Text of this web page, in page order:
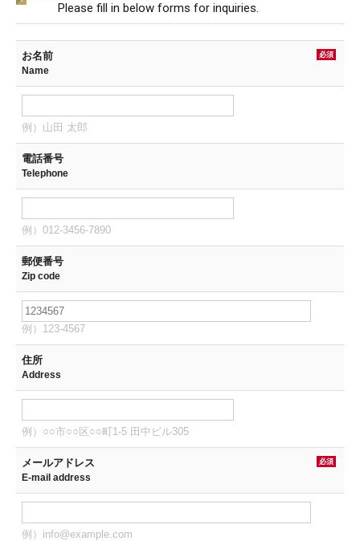
Please fill in below forms for inquiries.
お名前 必須
Name
例）山田 太郎
電話番号
Telephone
例）012-3456-7890
郵便番号
Zip code
例）123-4567
住所
Address
例）○○市○○区○○町1-5 田中ビル305
メールアドレス 必須
E-mail address
例）info@example.com